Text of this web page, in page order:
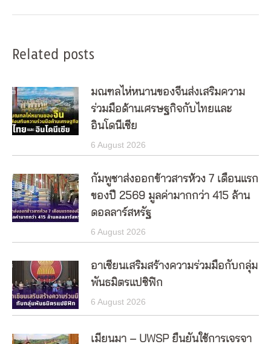
Related posts
มณฑลไห่หนานของจีนส่งเสริมความ
ร่วมมือด้านเศรษฐกิจกับไทยและ
อินโดนีเซีย
6 August 2026
กัมพูชาส่งออกข้าวสารห้วง 7 เดือนแรก
ของปี 2569 มูลค่ามากกว่า 415 ล้าน
ดอลลาร์สหรัฐ
6 August 2026
อาเซียนเสริมสร้างความร่วมมือกับกลุ่ม
พันธมิตรแปซิฟิก
6 August 2026
เมียนมา – UWSP ยืนยันใช้การเจรจา